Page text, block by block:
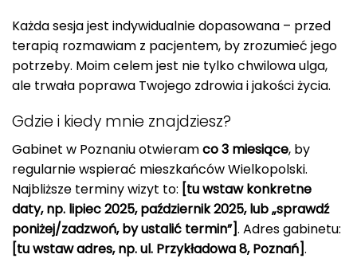
Każda sesja jest indywidualnie dopasowana – przed
terapią rozmawiam z pacjentem, by zrozumieć jego
potrzeby. Moim celem jest nie tylko chwilowa ulga,
ale trwała poprawa Twojego zdrowia i jakości życia.
Gdzie i kiedy mnie znajdziesz?
Gabinet w Poznaniu otwieramco 3 miesiące, by
regularnie wspierać mieszkańców Wielkopolski.
Najbliższe terminy wizyt to: [tu wstaw konkretne
daty, np. lipiec 2025, październik 2025, lub „sprawdź
poniżej/zadzwoń, by ustalić termin”]. Adres gabinetu:
[tu wstaw adres, np. ul. Przykładowa 8, Poznań].